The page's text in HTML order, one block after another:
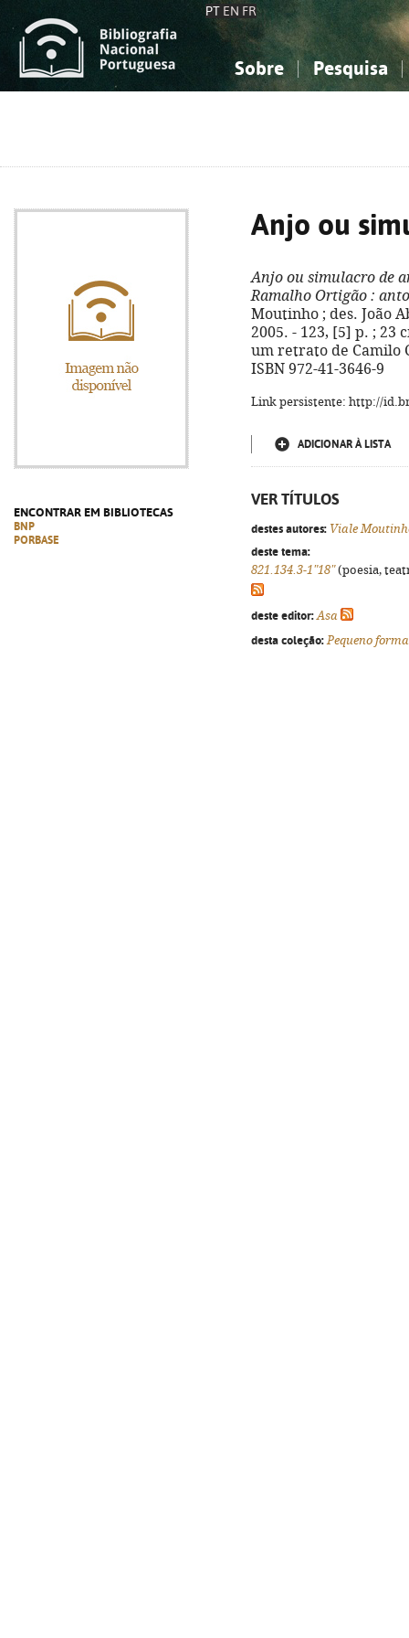
PT EN FR
Sobre Pesquisa
ENCONTRAR EM BIBLIOTECAS
BNP
PORBASE
Anjo ou
Anjo ou simulacro de
Ramalho Ortigão :
Moutinho ; des. João
2005. - 123, [5] p. ; 23
um retrato de Camilo
ISBN 972-41-3646-9
Link persistente: http://
ADICIONAR À LISTA
VER TÍTULOS
destes autores: Viale
deste tema:
821.134.3-1"18"(poesia,
deste editor: Asa
desta coleção: Pequeno